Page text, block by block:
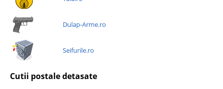
Dulap-Arme.ro
Seifurile.ro
Cutii postale detasate